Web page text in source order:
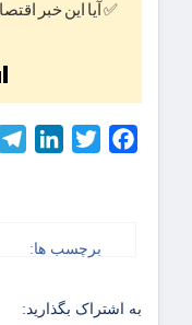
✅ آیا این خبر
Facebook
Twitter
برچسب ها:
به اشتراک بگذارید: